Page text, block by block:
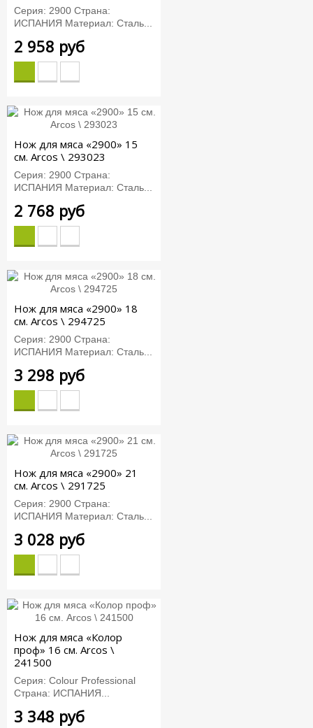
Серия: 2900 Страна:
ИСПАНИЯ Материал: Сталь...
2 958 руб
Нож для мяса «2900» 15
см. Arcos \ 293023
Серия: 2900 Страна:
ИСПАНИЯ Материал: Сталь...
2 768 руб
Нож для мяса «2900» 18
см. Arcos \ 294725
Серия: 2900 Страна:
ИСПАНИЯ Материал: Сталь...
3 298 руб
Нож для мяса «2900» 21
см. Arcos \ 291725
Серия: 2900 Страна:
ИСПАНИЯ Материал: Сталь...
3 028 руб
Нож для мяса «Колор
проф» 16 см. Arcos \
241500
Серия: Colour Professional
Страна: ИСПАНИЯ...
3 348 руб